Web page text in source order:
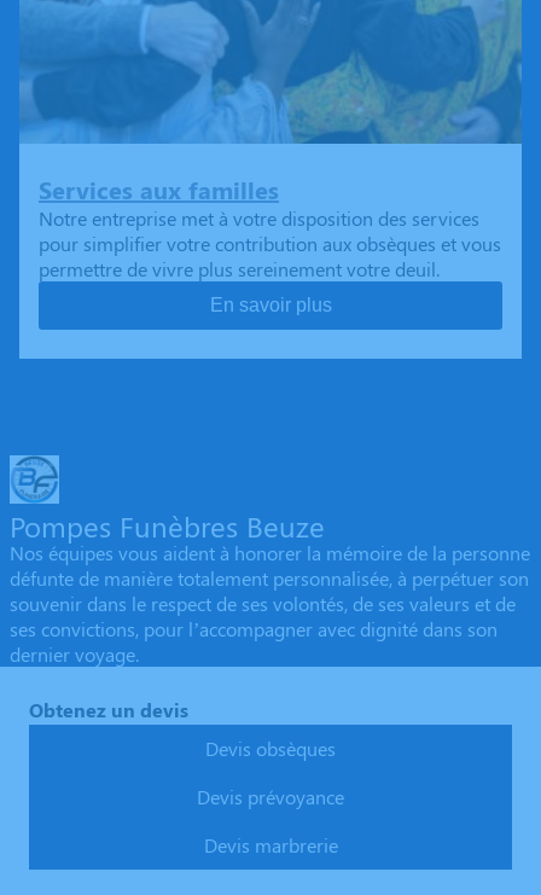
Services aux familles
Notre entreprise met à votre disposition des services
pour simplifier votre contribution aux obsèques et vous
permettre de vivre plus sereinement votre deuil.
En savoir plus
Pompes Funèbres Beuze
Nos équipes vous aident à honorer la mémoire de la personne
défunte de manière totalement personnalisée, à perpétuer son
souvenir dans le respect de ses volontés, de ses valeurs et de
ses convictions, pour l’accompagner avec dignité dans son
dernier voyage.
Obtenez un devis
Devis obsèques
Devis prévoyance
Devis marbrerie